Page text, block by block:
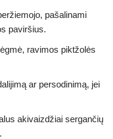
pašalinami
paviršius.
ravimos piktžolės
ar persodinimą, jei
akivaizdžiai sergančių